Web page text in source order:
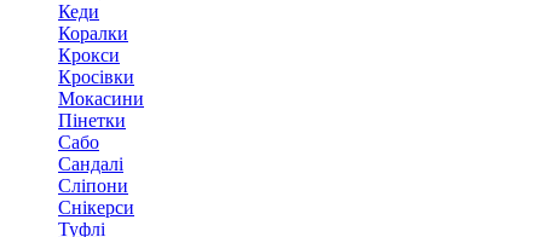
Кеди
Коралки
Крокси
Кросівки
Мокасини
Пінетки
Сабо
Сандалі
Сліпони
Снікерси
Туфлі